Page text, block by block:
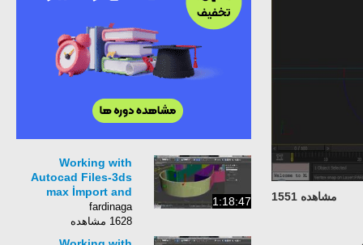
مشاهده 1551 1:18:47
Working with
Autocad Files-3ds
max İmport and
Modelling(Office
buildings) Part 1
fardinaga
1628 مشاهده